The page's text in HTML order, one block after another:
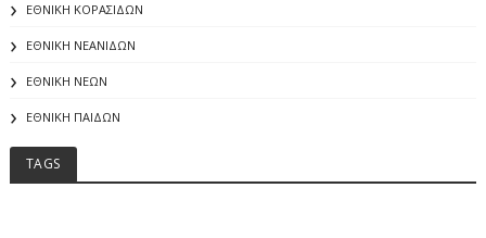
ΕΘΝΙΚΗ ΚΟΡΑΣΙΔΩΝ
ΕΘΝΙΚΗ ΝΕΑΝΙΔΩΝ
ΕΘΝΙΚΗ ΝΕΩΝ
ΕΘΝΙΚΗ ΠΑΙΔΩΝ
TAGS